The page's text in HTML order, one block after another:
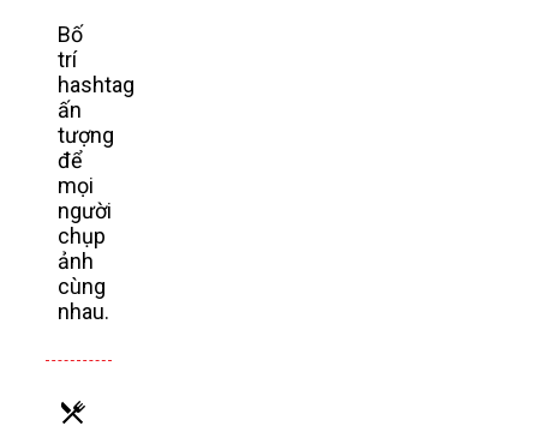
Bố
trí
hashtag
ấn
tượng
để
mọi
người
chụp
ảnh
cùng
nhau.